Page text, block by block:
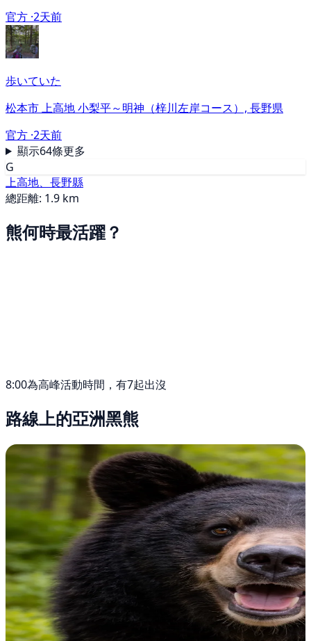
官方 ·2天前
歩いていた
松本市 上高地 小梨平～明神（梓川左岸コース）, 長野県
官方 ·2天前
顯示64條更多
G
上高地、長野縣
總距離: 1.9 km
熊何時最活躍？
8:00為高峰活動時間，有7起出沒
路線上的亞洲黑熊